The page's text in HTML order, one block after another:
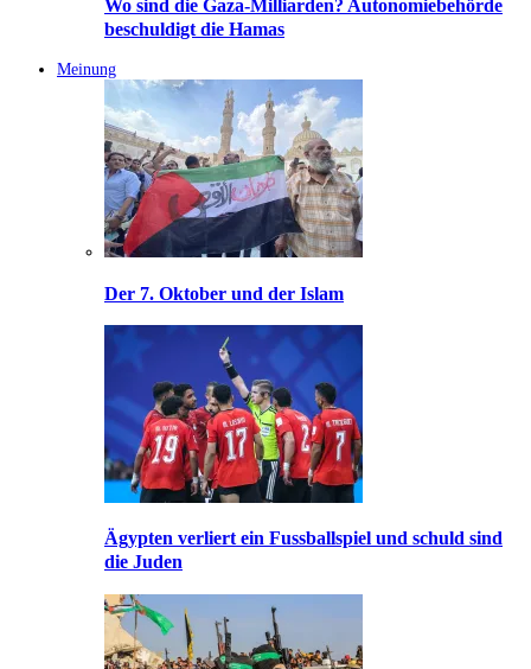
Wo sind die Gaza-Milliarden? Autonomiebehörde
beschuldigt die Hamas
Meinung
Der 7. Oktober und der Islam
Ägypten verliert ein Fussballspiel und schuld sind
die Juden